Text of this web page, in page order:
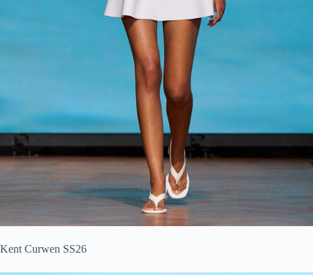
Kent Curwen SS26